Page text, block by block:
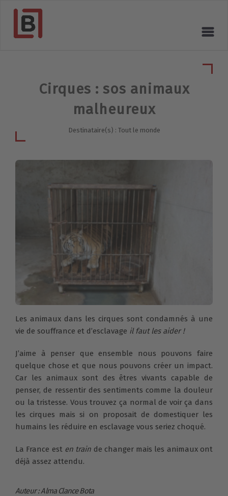
Cirques : sos animaux
malheureux
Destinataire(s) : Tout le monde
Les animaux dans les cirques sont condamnés à une
vie de souffrance et d’esclavage il faut les aider !
J’aime à penser que ensemble nous pouvons faire
quelque chose et que nous pouvons créer un impact.
Car les animaux sont des êtres vivants capable de
penser, de ressentir des sentiments comme la douleur
ou la tristesse. Vous trouvez ça normal de voir ça dans
les cirques mais si on proposait de domestiquer les
humains les réduire en esclavage vous seriez choqué.
La France est en train de changer mais les animaux ont
déjà assez attendu.
Auteur : Alma Clance Bota